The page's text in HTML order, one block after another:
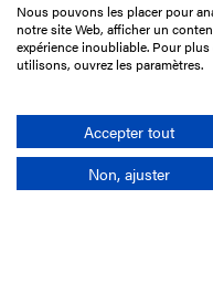
15 Boulevard de
75017 Paris
01 49 10 20 29
Rechercher
Nous pouvons les placer pour
notre site Web, afficher un
expérience inoubliable. Pour
utilisons, ouvrez les paramètres.
Accepter tout
Non, ajuster